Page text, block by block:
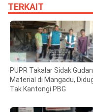
TERKAIT
PUPR Takalar Sidak
Material di Mangadu,
Tak Kantongi PBG